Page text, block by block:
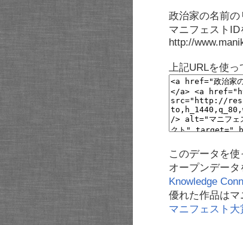
政治家の名前の
マニフェストID
http://
上記URLを使っ
このデータを
オープンデータ
Knowledge
優れた作品はマ
マニフェスト大